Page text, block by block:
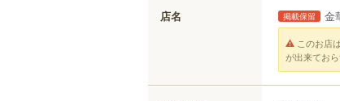
店名 掲載保留 金
このお店
が出来てお